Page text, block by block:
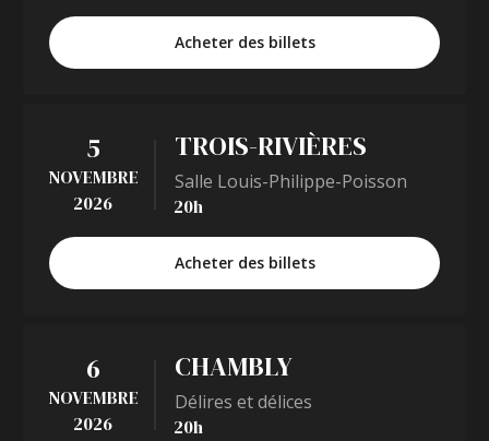
Acheter des billets
5
NOVEMBRE
2026
TROIS-RIVIÈRES
Salle Louis-Philippe-Poisson
20h
Acheter des billets
6
NOVEMBRE
2026
CHAMBLY
Délires et délices
20h